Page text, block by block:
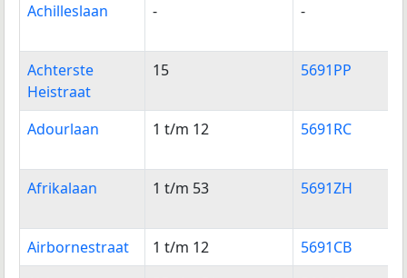
Achilleslaan - -
Achterste
Heistraat
15 5691PP
Adourlaan 1 t/m 12 5691RC
Afrikalaan 1 t/m 53 5691ZH
Airbornestraat 1 t/m 12
5691CB